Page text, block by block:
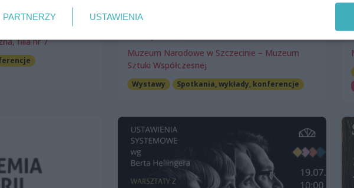
autorskie
filia nr 7
„CULTURETRACKING”
Muzeum Narodowe w Szczecinie – Muzeum
Sztuki Współczesnej
Wystawy Spotkania, wykłady, konferencje
PARTNERZY USTAWIENIA